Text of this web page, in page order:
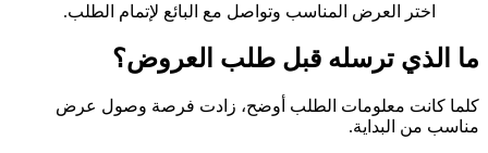
اختر العرض المناسب وتواصل مع البائع لإتمام الطلب.
ما الذي ترسله قبل طلب العروض؟
كلما كانت معلومات الطلب أوضح، زادت فرصة وصول عرض
مناسب من البداية.